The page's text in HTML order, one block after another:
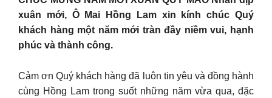
xuân mới, Ô Mai Hồng Lam xin kính chúc Quý
khách hàng một năm mới tràn đầy niềm vui, hạnh
phúc và thành công.
Cảm ơn Quý khách hàng đã luôn tin yêu và đồng hành
cùng Hồng Lam trong suốt những năm vừa qua, đặc